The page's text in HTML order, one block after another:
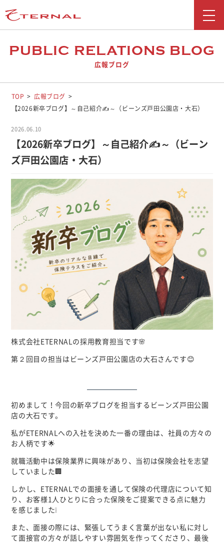
PUBLIC RELATIONS BLOG
広報ブログ
TOP
広報ブログ
【2026新卒ブログ】～自己紹介✍～（ビーンズ戸田公園店・大石）
2026.06.10
【2026新卒ブログ】～自己紹介✍～（ビーン
ズ戸田公園店・大石）
株式会社ETERNALの採用教育担当です🌸
第２回目の担当はビーンズ戸田公園店の大石さんです😊
初めまして！今回の新卒ブログを担当するビーンズ戸田公園
店の大石です。
私がETERNALへの入社を決めた一番の理由は、社員の方々の
お人柄です🌟
就職活動中は保険業界に興味があり、当初は保険会社を志望
していました🏢
しかし、ETERNALでの面接を通して保険の代理店について知
り、お客様1人ひとりに合った保険をご提案できる点に魅力
を感じました❕
また、面接の際には、緊張してうまく言葉が出ない私に対し
て面接官の方々が話しやすい雰囲気を作ってくださり、最後
お問い合わせ
広報ブログ
勧誘方針
お客さま本位の業務運営に関する取り組み
反社会勢力に対する基本方針
個人情報について
カスタマーハラスメントに対する基本方針